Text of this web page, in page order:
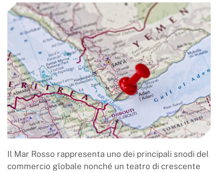
Il Mar Rosso rappresenta uno dei principali snodi del
commercio globale nonché un teatro di crescente